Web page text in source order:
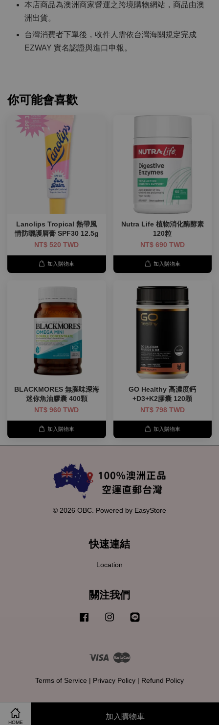
HOME
加入購物車
本店商品為澳洲商家營運之跨境購物網站，商品由澳
洲出貨。
台灣消費者下單後，收件人需依台灣海關規定完成
EZWAY 實名認證與進口申報。
你可能會喜歡
Lanolips Tropical 熱帶風
情防曬護唇膏 SPF30 12.5g
NT$ 520 TWD
加入購物車
Nutra Life 植物消化酶酵素
120粒
NT$ 690 TWD
加入購物車
BLACKMORES 無腥味深海
迷你魚油膠囊 400顆
NT$ 960 TWD
加入購物車
GO Healthy 高濃度鈣
+D3+K2膠囊 120顆
NT$ 798 TWD
加入購物車
© 2026 OBC. Powered by EasyStore
快速連結
Location
關注我們
Facebook Instagram
Visa Master
Terms of Service Privacy Policy Refund Policy